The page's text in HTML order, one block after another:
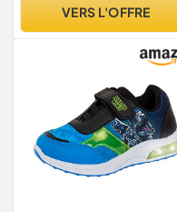
lumineuses clignotantes,
VERS L'OFFRE